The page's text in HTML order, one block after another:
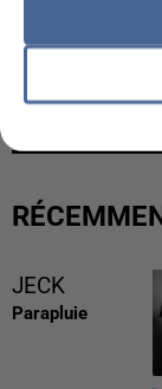
UNE
COULÉE DE
JECK
Parapluie